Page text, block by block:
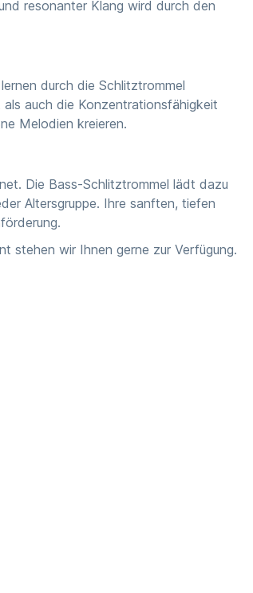
resonanter Klang wird durch den
durch die Schlitztrommel
auch die Konzentrationsfähigkeit
Melodien kreieren.
Die Bass-Schlitztrommel lädt dazu
Altersgruppe. Ihre sanften, tiefen
stehen wir Ihnen gerne zur Verfügung.